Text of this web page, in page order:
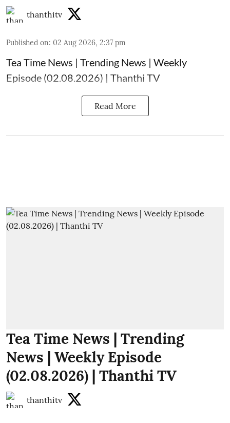
thanthitv
Published on: 02 Aug 2026, 2:37 pm
Tea Time News | Trending News | Weekly
Episode (02.08.2026) | Thanthi TV
Read More
Tea Time News | Trending
News | Weekly Episode
(02.08.2026) | Thanthi TV
thanthitv